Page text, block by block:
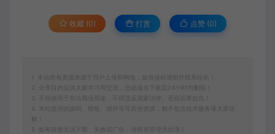
收藏 (0) 打赏 点赞 (0)
1. 本站所有资源来源于用户上传和网络，如有侵权请邮件联系站长！
2. 分享目的仅供大家学习和交流，您必须在下载后24小时内删除！
3. 不得使用于非法商业用途，不得违反国家法律。否则后果自负！
4. 本站提供的源码、模板、插件等等其他资源，都不包含技术服务请大家谅
5. 如有链接无法下载、失效或广告，请联系管理员处理！